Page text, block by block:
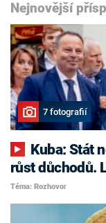
Nejnovější
7 fotografií
růst důchodů.
Téma: Rozhovor